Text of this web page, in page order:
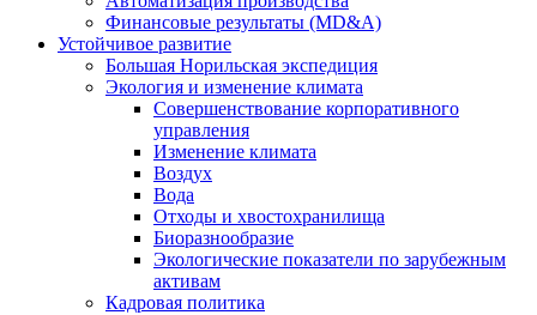
Финансовые результаты (MD&A)
Устойчивое развитие
Большая Норильская экспедиция
Экология и изменение климата
Совершенствование корпоративного
управления
Изменение климата
Воздух
Вода
Отходы и хвостохранилища
Биоразнообразие
Экологические показатели по зарубежным
активам
Кадровая политика